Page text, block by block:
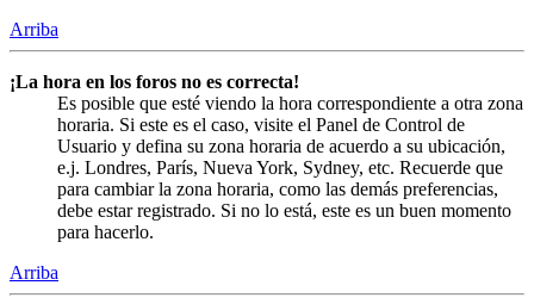
Arriba
¡La hora en los foros no es correcta!
Es posible que esté viendo la hora correspondiente a otra zona
horaria. Si este es el caso, visite el Panel de Control de
Usuario y defina su zona horaria de acuerdo a su ubicación,
e.j. Londres, París, Nueva York, Sydney, etc. Recuerde que
para cambiar la zona horaria, como las demás preferencias,
debe estar registrado. Si no lo está, este es un buen momento
para hacerlo.
Arriba